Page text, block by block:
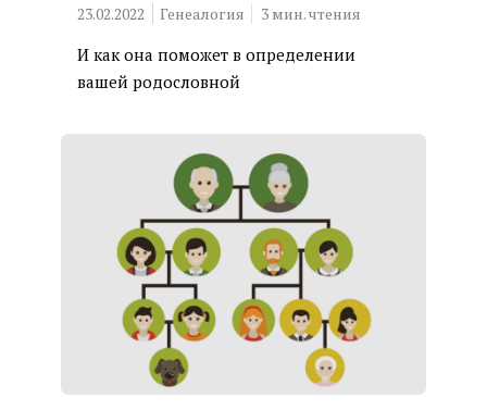
23.02.2022 Генеалогия 3 мин. чтения
И как она поможет в определении
вашей родословной